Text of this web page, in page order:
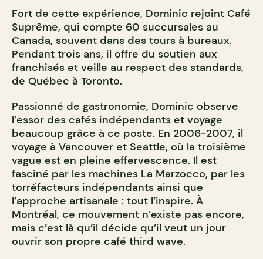
Fort de cette expérience, Dominic rejoint Café
Suprême, qui compte 60 succursales au
Canada, souvent dans des tours à bureaux.
Pendant trois ans, il offre du soutien aux
franchisés et veille au respect des standards,
de Québec à Toronto.
Passionné de gastronomie, Dominic observe
l’essor des cafés indépendants et voyage
beaucoup grâce à ce poste. En 2006-2007, il
voyage à Vancouver et Seattle, où la troisième
vague est en pleine effervescence. Il est
fasciné par les machines La Marzocco, par les
torréfacteurs indépendants ainsi que
l’approche artisanale : tout l’inspire. À
Montréal, ce mouvement n’existe pas encore,
mais c’est là qu’il décide qu’il veut un jour
ouvrir son propre café third wave.